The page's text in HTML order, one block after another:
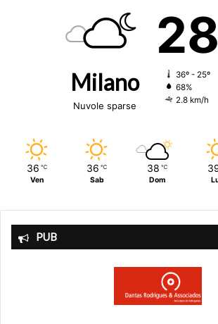
Milano
Nuvole sparse
28
36º - 25º
68%
2.8 km/h
36 ℃
Ven
36 ℃
Sab
38 ℃
Dom
PUB